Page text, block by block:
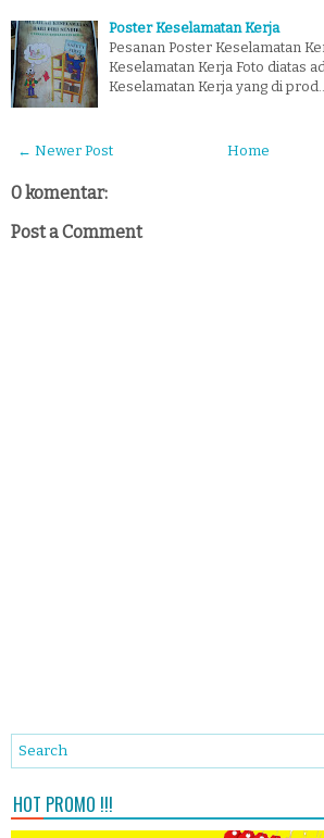
Poster Keselamatan Kerja
Pesanan Poster Keselamatan
Keselamatan Kerja Foto diatas
Keselamatan Kerja yang di prod…
← Newer Post Home
0 komentar:
Post a Comment
HOT PROMO !!!